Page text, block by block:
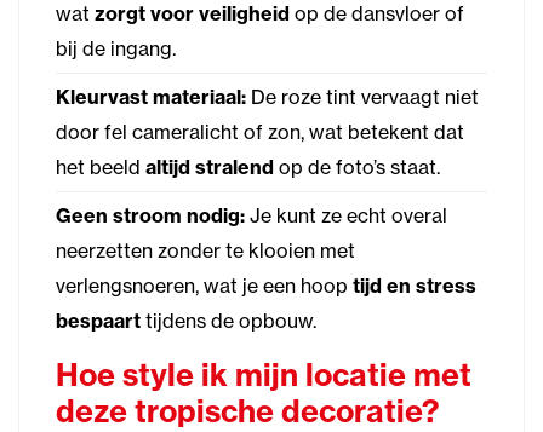
wat zorgt voor veiligheid op de dansvloer of
bij de ingang.
Kleurvast materiaal: De roze tint vervaagt niet
door fel cameralicht of zon, wat betekent dat
het beeld altijd stralend op de foto’s staat.
Geen stroom nodig: Je kunt ze echt overal
neerzetten zonder te klooien met
verlengsnoeren, wat je een hoop tijd en stress
bespaart tijdens de opbouw.
Hoe style ik mijn locatie met
deze tropische decoratie?